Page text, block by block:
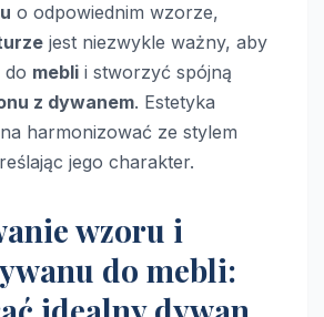
o odpowiednim wzorze,
jest niezwykle ważny, aby
do mebli i stworzyć spójną
z dywanem. Estetyka
harmonizować ze stylem
jego charakter.
wzoru i
do mebli: